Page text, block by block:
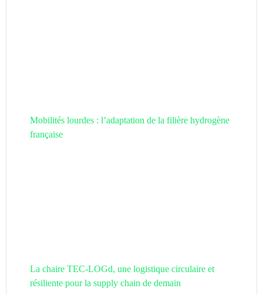
Mobilités lourdes : l’adaptation de la filière hydrogène
française
La chaire TEC-LOGd, une logistique circulaire et
résiliente pour la supply chain de demain